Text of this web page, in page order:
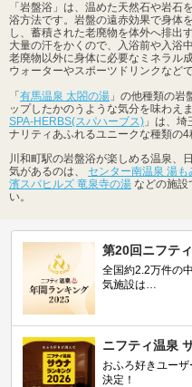
「岩盤浴」は、温めた天然石や岩石
浴方法です。岩盤の遠赤効果で身体
し、蓄積された老廃物を体外へ排出
大量の汗をかくので、入浴前や入浴
老廃物以外に身体に必要なミネラル
ウォーターやスポーツドリンクなど
「 有馬温泉 太閤の湯 」の他種類の岩
ップしたかのうような気分を味わえ
SPA-HERBS(スパハーブス) 」は、
ナリティあふれるユニークな種類の4
川和町駅の岩盤浴が楽しめる温泉、
気があるのは、 センター南温泉 湯も
濱スパヒルズ 竜泉寺の湯 などの施設
い。
第20回ニフテ
全国約2.2万件の
気施設は…
ニフティ温泉
おふろ好きユー
決定！